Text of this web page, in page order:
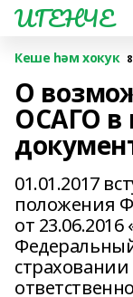
ИГЕНЧЕ
Кеше һәм хокук
О
ОСАГО в
01.01.2017
положения
от